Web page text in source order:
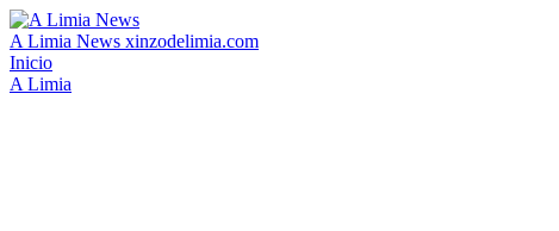
A Limia News xinzodelimia.com
Inicio
A Limia